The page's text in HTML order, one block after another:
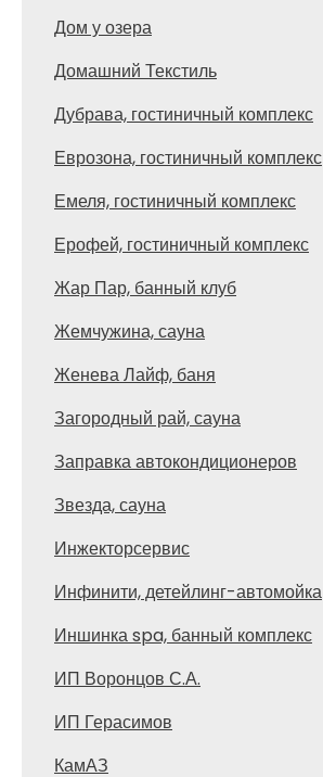
Дом у озера
Домашний Текстиль
Дубрава, гостиничный комплекс
Еврозона, гостиничный комплекс
Емеля, гостиничный комплекс
Ерофей, гостиничный комплекс
Жар Пар, банный клуб
Жемчужина, сауна
Женева Лайф, баня
Загородный рай, сауна
Заправка автокондиционеров
Звезда, сауна
Инжекторсервис
Инфинити, детейлинг-автомойка
Иншинка spa, банный комплекс
ИП Воронцов С.А.
ИП Герасимов
КамАЗ